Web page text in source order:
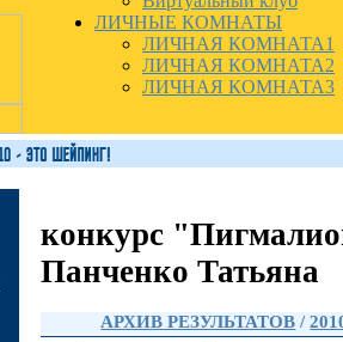
ЛИЧНЫЕ КОМНАТЫ
ЛИЧНАЯ КОМНАТА1
ЛИЧНАЯ КОМНАТА2
ЛИЧНАЯ КОМНАТА3
конкурс
Панченко Татьяна
АРХИВ РЕЗУЛЬТАТОВ /